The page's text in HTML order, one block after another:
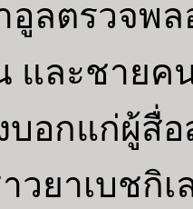
อูลตรวจพ
และชายค
บอกแก่ผู้สื่
วยาเบชกิ